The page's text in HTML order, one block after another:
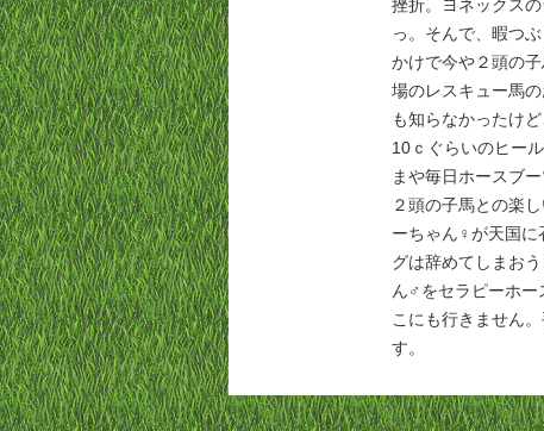
挫折。ヨネックス
っ。そんで、暇つ
かけで今や２頭の
場のレスキュー馬
も知らなかったけ
10ｃぐらいのヒー
まや毎日ホースブー
２頭の子馬との楽
ーちゃん♀が天国に
グは辞めてしまお
ん♂をセラピーホー
こにも行きません
す。